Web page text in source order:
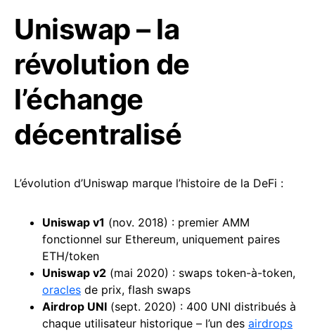
Uniswap – la
révolution de
l’échange
décentralisé
L’évolution d’Uniswap marque l’histoire de la DeFi :
Uniswap v1 (nov. 2018) : premier AMM
fonctionnel sur Ethereum, uniquement paires
ETH/token
Uniswap v2 (mai 2020) : swaps token-à-token,
oracles de prix, flash swaps
Airdrop UNI (sept. 2020) : 400 UNI distribués à
chaque utilisateur historique – l’un des airdrops